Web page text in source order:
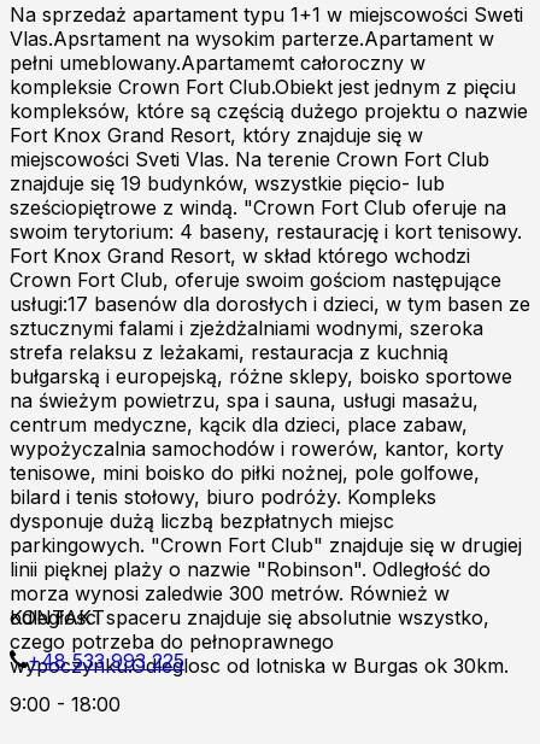
Na sprzedaż apartament typu 1+1 w miejscowości Sweti
Vlas.Apsrtament na wysokim parterze.Apartament w
pełni umeblowany.Apartamemt całoroczny w
kompleksie Crown Fort Club.Obiekt jest jednym z pięciu
kompleksów, które są częścią dużego projektu o nazwie
Fort Knox Grand Resort, który znajduje się w
miejscowości Sveti Vlas. Na terenie Crown Fort Club
znajduje się 19 budynków, wszystkie pięcio- lub
sześciopiętrowe z windą. "Crown Fort Club oferuje na
swoim terytorium: 4 baseny, restaurację i kort tenisowy.
Fort Knox Grand Resort, w skład którego wchodzi
Crown Fort Club, oferuje swoim gościom następujące
usługi:17 basenów dla dorosłych i dzieci, w tym basen ze
sztucznymi falami i zjeżdżalniami wodnymi, szeroka
strefa relaksu z leżakami, restauracja z kuchnią
bułgarską i europejską, różne sklepy, boisko sportowe
na świeżym powietrzu, spa i sauna, usługi masażu,
centrum medyczne, kącik dla dzieci, place zabaw,
wypożyczalnia samochodów i rowerów, kantor, korty
tenisowe, mini boisko do piłki nożnej, pole golfowe,
bilard i tenis stołowy, biuro podróży. Kompleks
dysponuje dużą liczbą bezpłatnych miejsc
parkingowych. "Crown Fort Club" znajduje się w drugiej
linii pięknej plaży o nazwie "Robinson". Odległość do
morza wynosi zaledwie 300 metrów. Również w
odległości spaceru znajduje się absolutnie wszystko,
czego potrzeba do pełnoprawnego
wypoczynku.Odleglosc od lotniska w Burgas ok 30km.
KONTAKT
+48 533 993 225
9:00 - 18:00